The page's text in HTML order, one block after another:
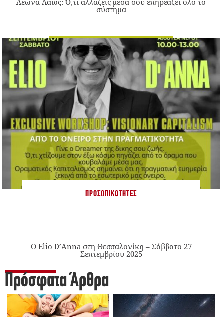
σύστημα
ΠΡΟΣΩΠΙΚΌΤΗΤΕΣ
Ο Elio D’Anna στη Θεσσαλονίκη – Σάββατο 27
Σεπτεμβρίου 2025
Πρόσφατα Άρθρα